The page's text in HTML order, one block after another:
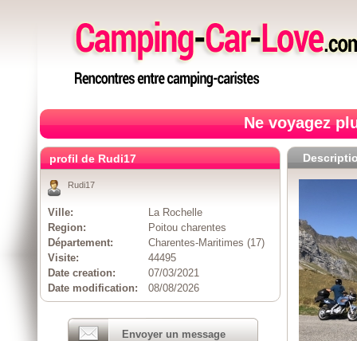
Ne voyagez
profil de Rudi17
Rudi17
Ville:
La Rochelle
Region:
Poitou charentes
Département:
Charentes-Maritimes (17)
Visite:
44495
Date creation:
07/03/2021
Date modification:
08/08/2026
Envoyer un message